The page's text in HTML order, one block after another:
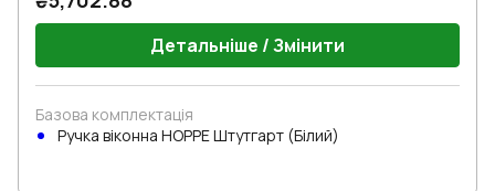
Детальніше / Змінити
Базова комплектація
Ручка віконна HOPPE Штутгарт (Білий)